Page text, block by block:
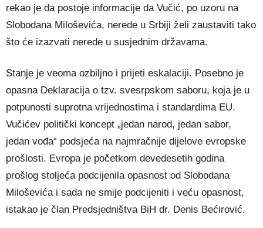
rekao je da postoje informacije da Vučić, po uzoru na
Slobodana Miloševića, nerede u Srbiji želi zaustaviti tako
što će izazvati nerede u susjednim državama.
Stanje je veoma ozbiljno i prijeti eskalaciji. Posebno je
opasna Deklaracija o tzv. svesrpskom saboru, koja je u
potpunosti suprotna vrijednostima i standardima EU.
Vučićev politički koncept „jedan narod, jedan sabor,
jedan vođa“ podsjeća na najmračnije dijelove evropske
prošlosti. Evropa je početkom devedesetih godina
prošlog stoljeća podcijenila opasnost od Slobodana
Miloševića i sada ne smije podcijeniti i veću opasnost,
istakao je član Predsjedništva BiH dr. Denis Bećirović.